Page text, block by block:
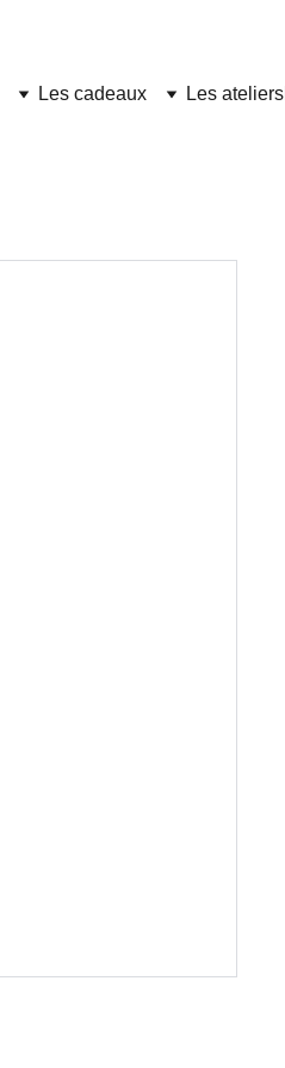
Les cadeaux Les ateliers